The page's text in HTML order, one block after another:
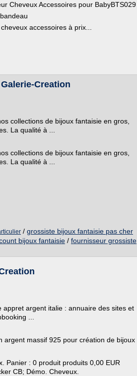
Cheveux Accessoires pour BabyBTS029
accessoires à prix...
Galerie-Creation
collections de bijoux fantaisie en gros,
La qualité à ...
collections de bijoux fantaisie en gros,
La qualité à ...
/ grossiste bijoux fantaisie pas cher
bijoux fantaisie / fournisseur grossiste
argent italie : annuaire des sites et
...
argent massif 925 pour création de bijoux
Panier : 0 produit produits 0,00 EUR
CB; Démo. Cheveux.